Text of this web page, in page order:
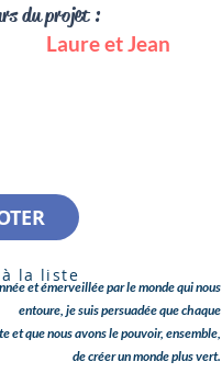
du projet :
Laure et Jean
la liste
et émerveillée par le monde qui nous
entoure, je suis persuadée que chaque
et que nous avons le pouvoir, ensemble,
de créer un monde plus vert.